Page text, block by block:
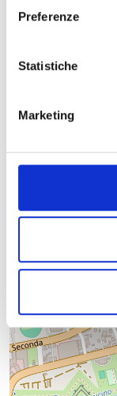
Preferenze
Statistiche
Marketing
Frazione /
Tipologia evento:
−